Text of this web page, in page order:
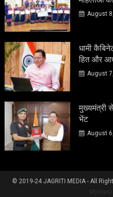
August
धामी
हित और
August
मुख्यमंत्री
भेंट
August
© 2019-24 JAGRITI MEDIA - All